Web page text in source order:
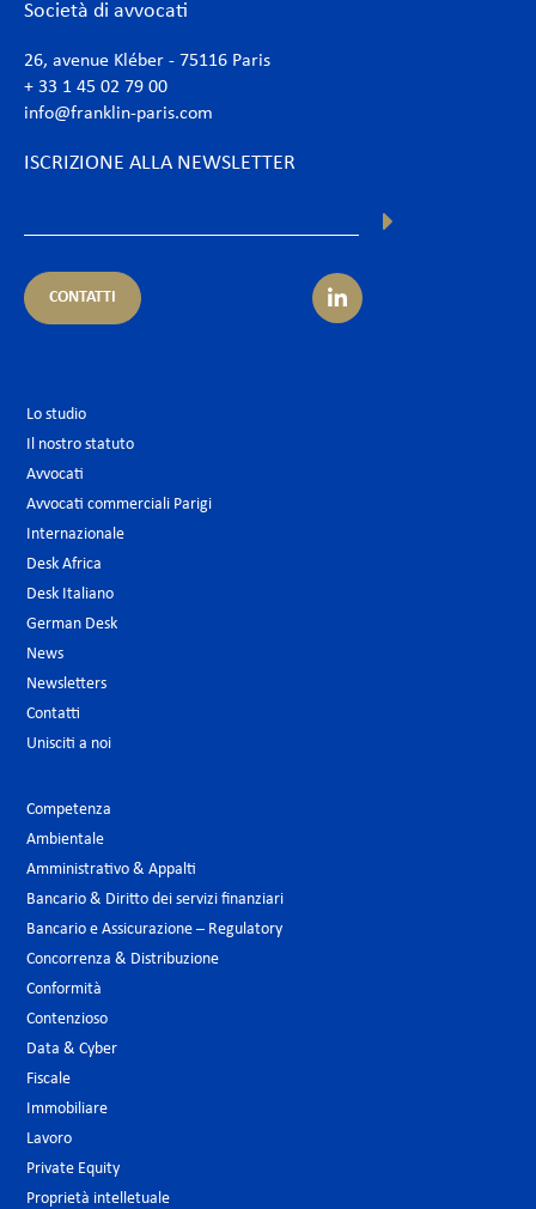
Società di avvocati
26, avenue Kléber - 75116 Paris
+ 33 1 45 02 79 00
info@franklin-paris.com
ISCRIZIONE ALLA NEWSLETTER
CONTATTI
Lo studio
Il nostro statuto
Avvocati
Avvocati commerciali Parigi
Internazionale
Desk Africa
Desk Italiano
German Desk
News
Newsletters
Contatti
Unisciti a noi
Competenza
Ambientale
Amministrativo & Appalti
Bancario & Diritto dei servizi finanziari
Bancario e Assicurazione – Regulatory
Concorrenza & Distribuzione
Conformità
Contenzioso
Data & Cyber
Fiscale
Immobiliare
Lavoro
Private Equity
Proprietà intelletuale